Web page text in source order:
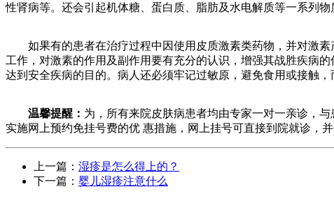
性肾病等。还会引起机体糖、蛋白质、脂肪及水电解质等一系列
如果有的患者在治疗过程中因使用皮质激素类药物，并对激素
工作，对激素的作用及副作用要有充分的认识，增强其战胜疾病
达到安全疾病的目的。病人还必须牢记过敏原，避免食用或接触，
温馨提醒： 为，所有来院皮肤病患者均由专家一对一亲诊，
实施网上预约免挂号费的优 惠措施，网上挂号可直接到院就诊，并
上一篇： 湿疹是怎么得上的？
下一篇： 婴儿湿疹注意什么